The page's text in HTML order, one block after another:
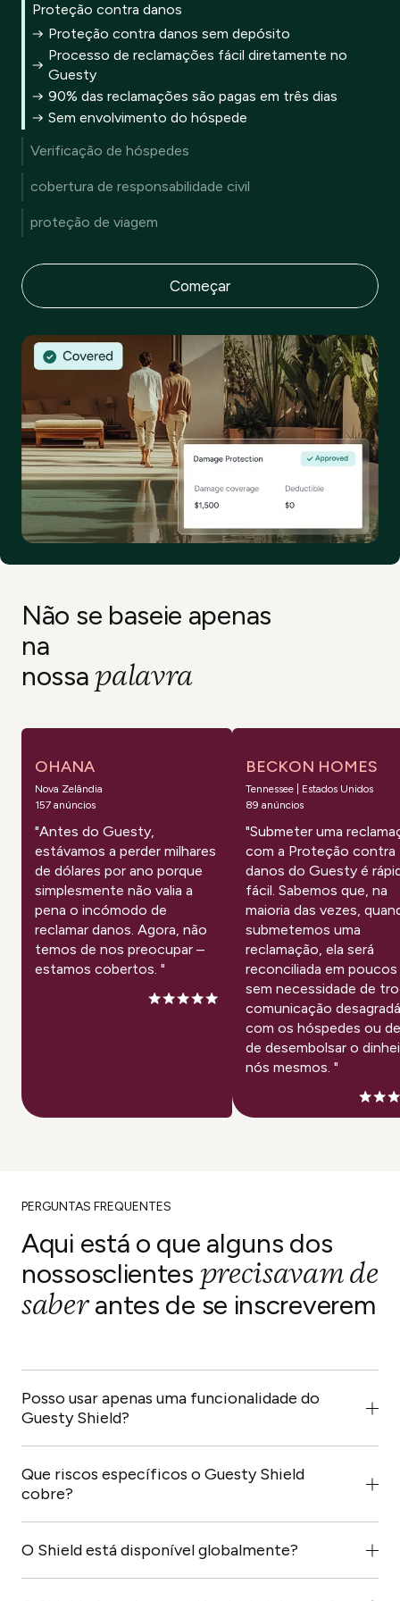
Proteção contra danos
Proteção contra danos sem depósito
Processo de reclamações fácil diretamente no
Guesty
90% das reclamações são pagas em três dias
Sem envolvimento do hóspede
Verificação de hóspedes
Verifique a identidade do hóspede em relação ao ID
Sinale potenciais riscos com verificações de
cobertura de responsabilidade civil
Cobre lesões corporais e danos à propriedade
proteção de viagem
Proteção de viagem diretamente no fluxo de
Ganhe uma comissão em cada apólice vendida
Começar
Não se baseie apenas
na
nossapalavra
OHANA
Nova Zelândia
157 anúncios
"Antes do Guesty,
estávamos a perder milhares
de dólares por ano porque
simplesmente não valia a
pena o incómodo de
reclamar danos. Agora, não
temos de nos preocupar –
estamos cobertos. "
BECKON HOMES
Tennessee | Estados Unidos
89 anúncios
"Submeter uma
com a Proteção contra
danos do Guesty é
fácil. Sabemos que, na
maioria das vezes,
submetemos uma
reclamação, ela será
reconciliada em poucos
sem necessidade de
comunicação
com os hóspedes ou
de desembolsar o
nós mesmos. "
PERGUNTAS FREQUENTES
Aqui está o que alguns dos
nossosclientes precisavam de
saber antes de se inscreverem
Posso usar apenas uma funcionalidade do
Guesty Shield?
Absolutamente. O Guesty Shield é modular, com cada
funcionalidade a funcionar de forma independente.
Pode selecionar apenas a cobertura de que precisa ou
Que riscos específicos o Guesty Shield
cobre?
O Shield cobre toda a gama de riscos relacionados com
a hospitalidade, desde fraude de identidade e danos à
O Shield está disponível globalmente?
Diferentes partes do pacote Shield estão disponíveis